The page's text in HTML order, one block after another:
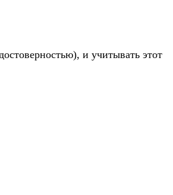
и учитывать этот